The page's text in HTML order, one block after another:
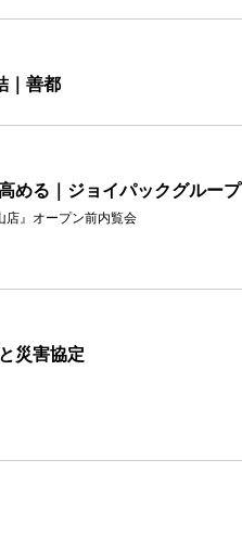
｜善都
める｜ジョイパックグループ
店』オープン前内覧会
災害協定